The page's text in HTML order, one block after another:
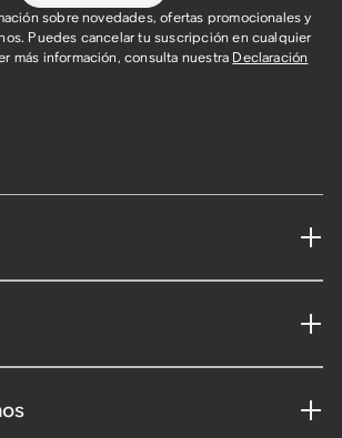
sobre novedades, ofertas promocionales y
Puedes cancelar tu suscripción en cualquier
más información, consulta nuestra Declaración